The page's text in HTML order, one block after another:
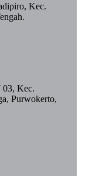
Kec.
03, Kec.
Purwokerto,